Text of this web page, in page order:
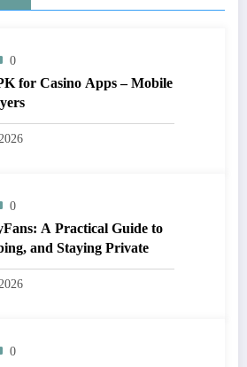
0
for Casino Apps – Mobile
0
A Practical Guide to
and Staying Private
0